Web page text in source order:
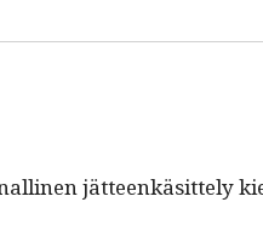
jät­teenkäsit­te­ly